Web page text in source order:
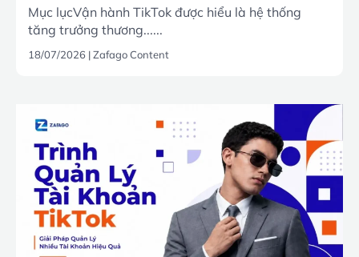
Mục lụcVận hành TikTok được hiểu là hệ thống
tăng trưởng thương......
18/07/2026 |Zafago Content